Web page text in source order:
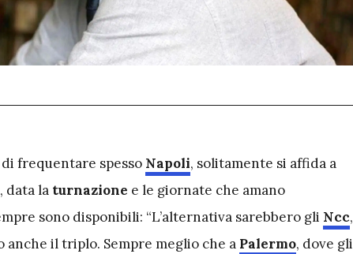
frequentare spesso Napoli, solitamente si affida a
data la turnazione e le giornate che amano
sono disponibili: “L’alternativa sarebbero gli Ncc,
anche il triplo. Sempre meglio che a Palermo, dove gli